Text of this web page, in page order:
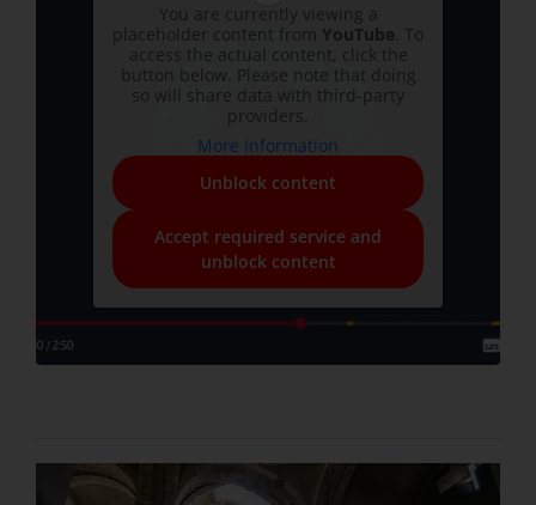
You are currently viewing a
placeholder content from YouTube . To
access the actual content, click the
button below. Please note that doing
so will share data with third-party
providers.
More Information
Unblock content
Accept required service and
unblock content